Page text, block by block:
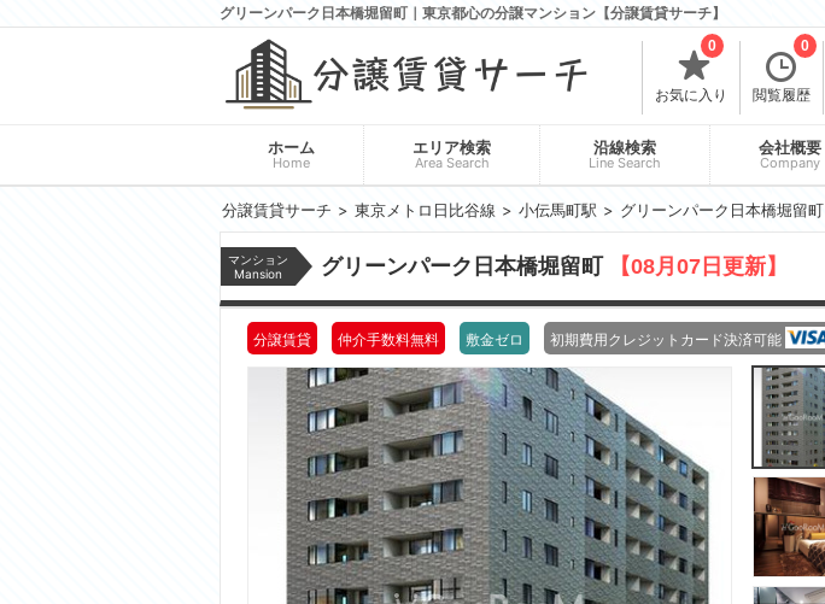
グリーンパーク日本橋堀留町｜東京都心の分譲マンション【分譲賃貸サーチ】
お気に入り
0
閲覧履歴
0
ホーム
Home
エリア検索
Area Search
沿線検索
Line Search
会社概要
Company
分譲賃貸サーチ 東京メトロ日比谷線 小伝馬町駅 グリーンパーク日本橋堀留町
マンション
Mansion
グリーンパーク日本橋堀留町 【08月07日更新】
分譲賃貸 仲介手数料無料 敷金ゼロ 初期費用クレジットカード決済可能